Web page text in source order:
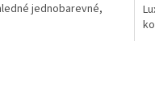
jednobarevné,